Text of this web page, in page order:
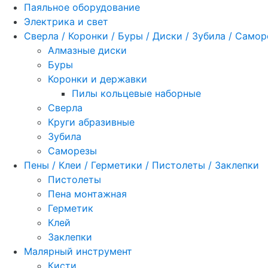
Паяльное оборудование
Электрика и свет
Сверла / Коронки / Буры / Диски / Зубила /
Алмазные диски
Буры
Коронки и державки
Пилы кольцевые наборные
Сверла
Круги абразивные
Зубила
Саморезы
Пены / Клеи / Герметики / Пистолеты / Заклепки
Пистолеты
Пена монтажная
Герметик
Клей
Заклепки
Малярный инструмент
Кисти